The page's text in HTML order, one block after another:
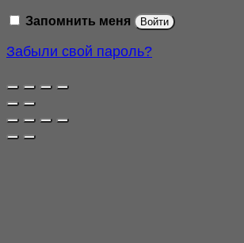
Запомнить меня Войти
Забыли свой пароль?